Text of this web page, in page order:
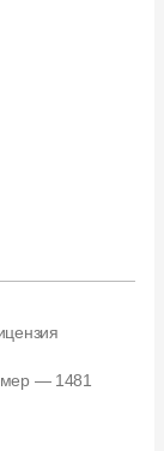
— 1481